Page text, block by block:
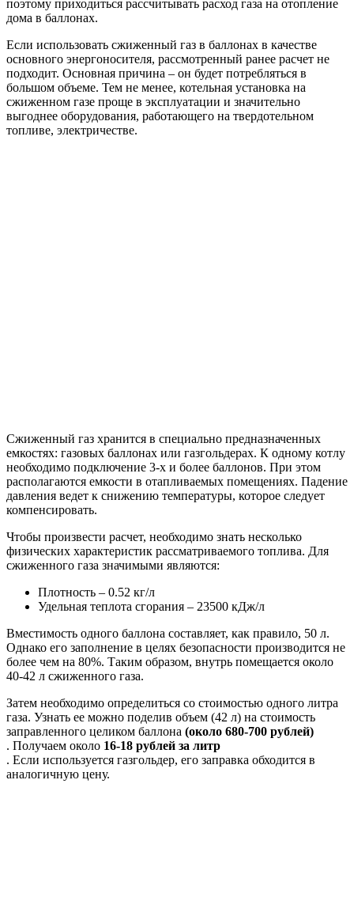
поэтому приходиться рассчитывать расход газа на отопление
дома в баллонах.
Если использовать сжиженный газ в баллонах в качестве
основного энергоносителя, рассмотренный ранее расчет не
подходит. Основная причина – он будет потребляться в
большом объеме. Тем не менее, котельная установка на
сжиженном газе проще в эксплуатации и значительно
выгоднее оборудования, работающего на твердотельном
топливе, электричестве.
Сжиженный газ хранится в специально предназначенных
емкостях: газовых баллонах или газгольдерах. К одному котлу
необходимо подключение 3-х и более баллонов. При этом
располагаются емкости в отапливаемых помещениях. Падение
давления ведет к снижению температуры, которое следует
компенсировать.
Чтобы произвести расчет, необходимо знать несколько
физических характеристик рассматриваемого топлива. Для
сжиженного газа значимыми являются:
Плотность – 0.52 кг/л
Удельная теплота сгорания – 23500 кДж/л
Вместимость одного баллона составляет, как правило, 50 л.
Однако его заполнение в целях безопасности производится не
более чем на 80%. Таким образом, внутрь помещается около
40-42 л сжиженного газа.
Затем необходимо определиться со стоимостью одного литра
газа. Узнать ее можно поделив объем (42 л) на стоимость
заправленного целиком баллона (около 680-700 рублей)
. Получаем около 16-18 рублей за литр
. Если используется газгольдер, его заправка обходится в
аналогичную цену.